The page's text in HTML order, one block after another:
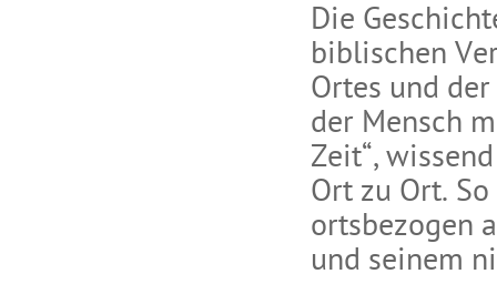
Die
biblischen
Ortes und
der Mensch
Zeit“,
Ort zu Ort.
ortsbezogen
und seinem